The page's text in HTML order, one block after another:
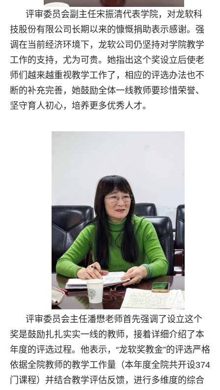
评审委员会副主任宋振清代表学院，对龙软科
技股份有限公司长期以来的慷慨捐助表示感谢。强
调在当前经济环境下，龙软公司仍坚持对学院教学
工作的支持，尤为可贵。她指出这个奖设立后使老
师们越来越重视教学工作了，相应的评选办法也不
断的补充完善，她鼓励全体一线教师要珍惜荣誉、
坚守育人初心，培养更多优秀人才。
评审委员会主任潘懋老师首先强调了设立这个
奖是鼓励扎扎实实一线的教师，接着详细介绍了本
年度的评选过程。他表示，“龙软奖教金”的评选严格
依据全院教师的教学工作量（本年度全院共开设374
门课程）并结合教学评估反馈，进行多维度的综合